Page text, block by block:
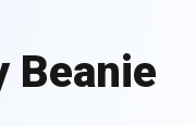
Beanie